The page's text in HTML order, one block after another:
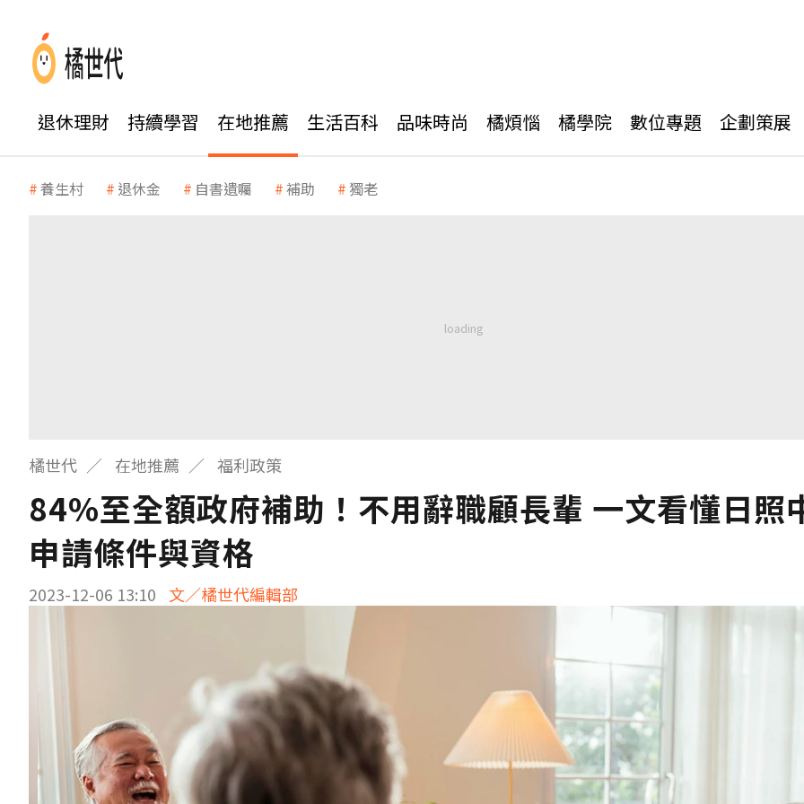
退休理財 持續學習 在地推薦 生活百科 品味時尚 橘煩惱 橘學院 數位專題 企劃策展
養生村 退休金 自書遺囑 補助 獨老
橘世代 在地推薦 福利政策
84%至全額政府補助！不用辭職顧長輩 一文看懂日照
申請條件與資格
2023-12-06 13:10 文／橘世代編輯部